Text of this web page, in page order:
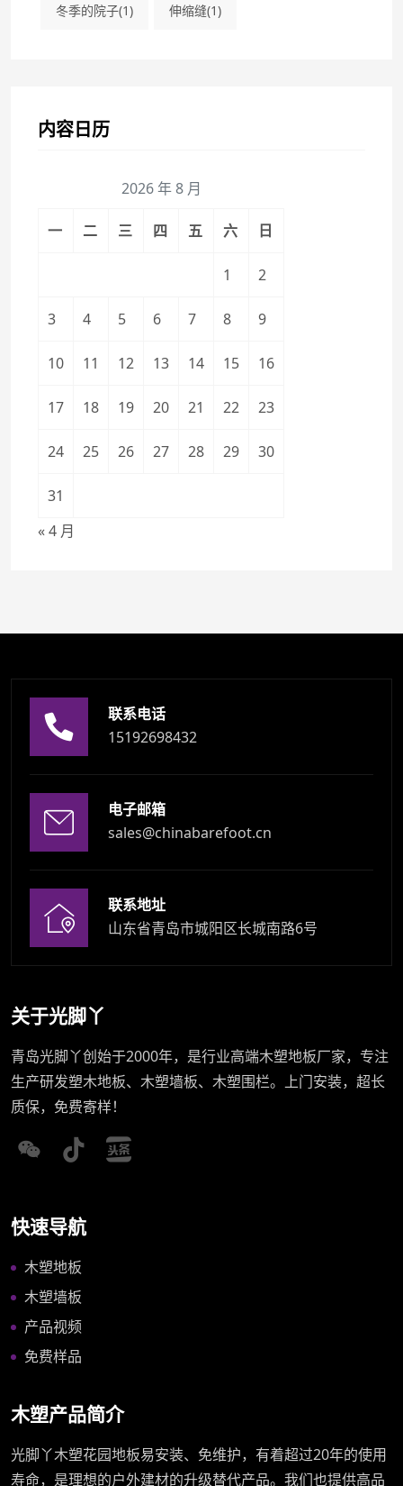
冬季的院子(1) 伸缩缝(1)
内容日历
2026 年 8 月
一 二 三 四 五 六 日
1 2
3 4 5 6 7 8 9
10 11 12 13 14 15 16
17 18 19 20 21 22 23
24 25 26 27 28 29 30
31
« 4 月
联系电话
15192698432
电子邮箱
sales@chinabarefoot.cn
联系地址
山东省青岛市城阳区长城南路6号
关于光脚丫
青岛光脚丫创始于2000年，是行业高端木塑地板厂家，专注
生产研发塑木地板、木塑墙板、木塑围栏。上门安装，超长
质保，免费寄样！
快速导航
木塑地板
木塑墙板
产品视频
免费样品
木塑产品简介
光脚丫木塑花园地板易安装、免维护，有着超过20年的使用
寿命，是理想的户外建材的升级替代产品。我们也提供高品